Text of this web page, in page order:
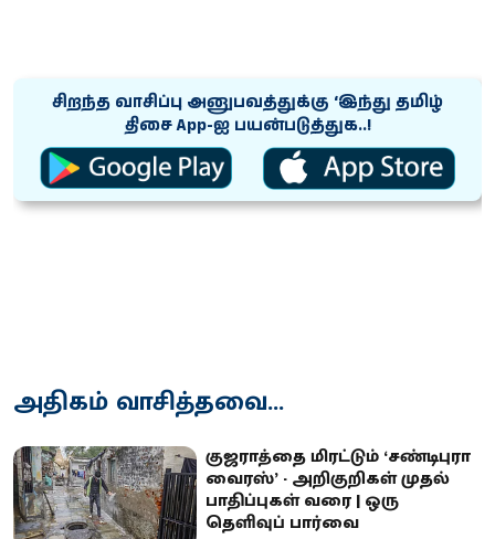
சிறந்த வாசிப்பு அனுபவத்துக்கு ‘இந்து தமிழ்
திசை App-ஐ பயன்படுத்துக..!
அதிகம் வாசித்தவை...
குஜராத்தை மிரட்டும் ‘சண்டிபுரா
வைரஸ்’ - அறிகுறிகள் முதல்
பாதிப்புகள் வரை | ஒரு
தெளிவுப் பார்வை